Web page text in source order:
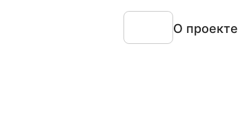
О проекте